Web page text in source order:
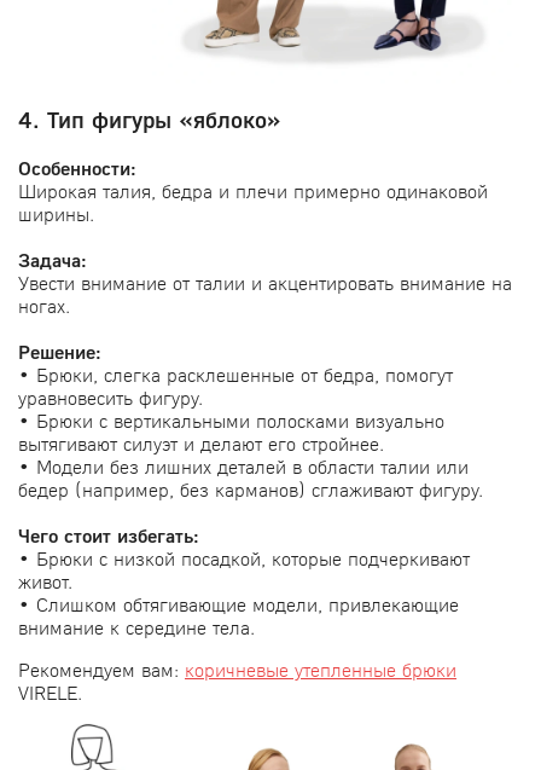
4. Тип фигуры «яблоко»
Особенности:
Широкая талия, бедра и плечи примерно одинаковой
ширины.
Задача:
Увести внимание от талии и акцентировать внимание на
ногах.
Решение:
• Брюки, слегка расклешенные от бедра, помогут
уравновесить фигуру.
• Брюки с вертикальными полосками визуально
вытягивают силуэт и делают его стройнее.
• Модели без лишних деталей в области талии или
бедер (например, без карманов) сглаживают фигуру.
Чего стоит избегать:
• Брюки с низкой посадкой, которые подчеркивают
живот.
• Слишком обтягивающие модели, привлекающие
внимание к середине тела.
Рекомендуем вам: коричневые утепленные брюки
VIRELE.